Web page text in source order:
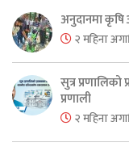
अनुदानमा
२ महिना
सुत्र प्रणालिको
प्रणाली
२ महिना